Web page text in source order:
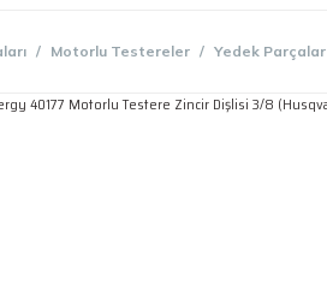
Motorlu Testereler Yedek Parçalar